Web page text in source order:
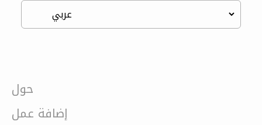
حول
إضافة عمل